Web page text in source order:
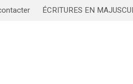
ÉCRITURES EN